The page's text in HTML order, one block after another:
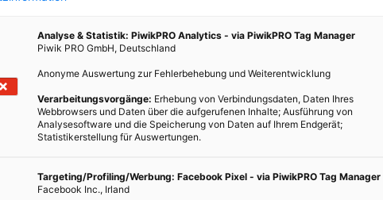
Analyse & Statistik: PiwikPRO Analytics - via PiwikPRO Tag Manager
Piwik PRO GmbH, Deutschland
Anonyme Auswertung zur Fehlerbehebung und Weiterentwicklung
Verarbeitungsvorgänge: Erhebung von Verbindungsdaten, Daten Ihres
Webbrowsers und Daten über die aufgerufenen Inhalte; Ausführung von
Analysesoftware und die Speicherung von Daten auf Ihrem Endgerät;
Statistikerstellung für Auswertungen.
Targeting/Profiling/Werbung: Facebook Pixel - via PiwikPRO Tag Manager
Facebook Inc., Irland